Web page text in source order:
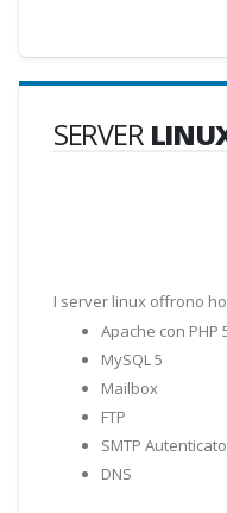
SERVER
I server linux offrono
Apache con PHP
MySQL 5
Mailbox
FTP
SMTP Autenticato
DNS